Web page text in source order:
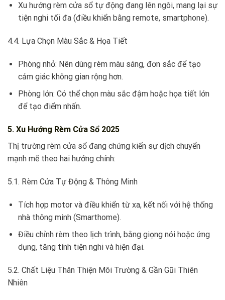
Xu hướng rèm cửa sổ tự động đang lên ngôi, mang lại sự
tiện nghi tối đa (điều khiển bằng remote, smartphone).
4.4. Lựa Chọn Màu Sắc & Họa Tiết
Phòng nhỏ: Nên dùng rèm màu sáng, đơn sắc để tạo
cảm giác không gian rộng hơn.
Phòng lớn: Có thể chọn màu sắc đậm hoặc họa tiết lớn
để tạo điểm nhấn.
5. Xu Hướng Rèm Cửa Sổ 2025
Thị trường rèm cửa sổ đang chứng kiến sự dịch chuyển
mạnh mẽ theo hai hướng chính:
5.1. Rèm Cửa Tự Động & Thông Minh
Tích hợp motor và điều khiển từ xa, kết nối với hệ thống
nhà thông minh (Smarthome).
Điều chỉnh rèm theo lịch trình, bằng giọng nói hoặc ứng
dụng, tăng tính tiện nghi và hiện đại.
5.2. Chất Liệu Thân Thiện Môi Trường & Gần Gũi Thiên
Nhiên